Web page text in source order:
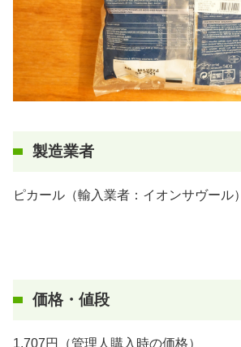
製造業者
ピカール（輸入業者：イオンサヴール）
価格・値段
1,707円（管理人購入時の価格）